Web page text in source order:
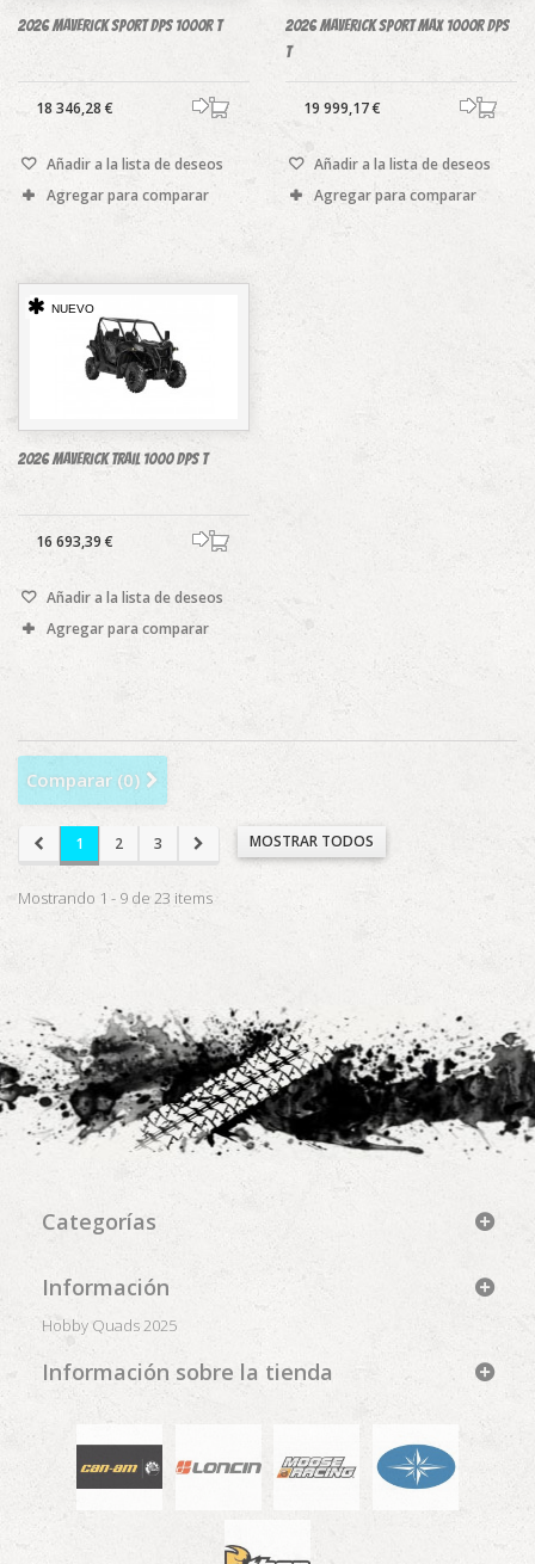
2026 Maverick Sport DPS 1000R T
18 346,28 €
Añadir a la lista de deseos
Agregar para comparar
2026 Maverick Sport MAX 1000R DPS
T
19 999,17 €
Añadir a la lista de deseos
Agregar para comparar
NUEVO
2026 Maverick Trail 1000 DPS T
16 693,39 €
Añadir a la lista de deseos
Agregar para comparar
Comparar (0)
MOSTRAR TODOS
1 2 3
Mostrando 1 - 9 de 23 items
Categorías
Información
Hobby Quads 2025
Información sobre la tienda